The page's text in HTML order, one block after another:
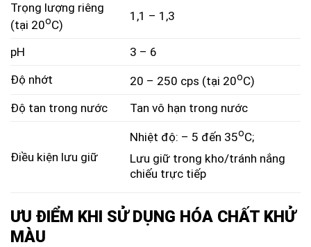
Trọng lượng riêng
(tại 20oC)
1,1 – 1,3
pH
3 – 6
Độ nhớt
20 – 250 cps (tại 20oC)
Độ tan trong nước
Tan vô hạn trong nước
Điều kiện lưu giữ
Nhiệt độ: – 5 đến 35oC;
Lưu giữ trong kho/tránh nắng
chiếu trực tiếp
ƯU ĐIỂM KHI SỬ DỤNG HÓA CHẤT KHỬ
MÀU